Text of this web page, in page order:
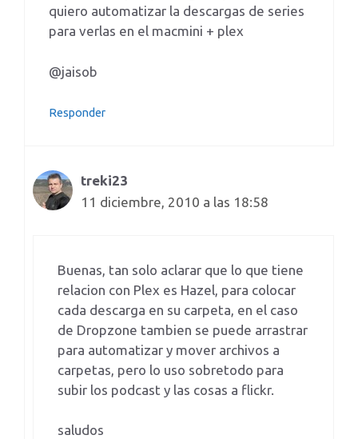
quiero automatizar la descargas de series
para verlas en el macmini + plex
@jaisob
Responder
treki23
11 diciembre, 2010 a las 18:58
Buenas, tan solo aclarar que lo que tiene
relacion con Plex es Hazel, para colocar
cada descarga en su carpeta, en el caso
de Dropzone tambien se puede arrastrar
para automatizar y mover archivos a
carpetas, pero lo uso sobretodo para
subir los podcast y las cosas a flickr.
saludos